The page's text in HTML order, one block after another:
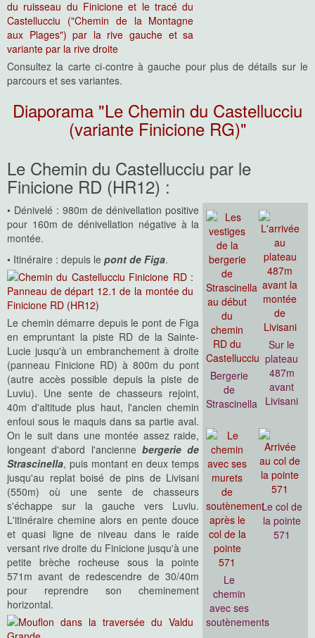
Consultez la carte ci-contre à gauche pour plus de détails sur le
parcours et ses variantes.
Diaporama "Le Chemin du Castellucciu
(variante Finicione RG)"
Le Chemin du Castellucciu par le
Finicione RD (HR12) :
Bergerie
de
Strascinella
Sur le
plateau
487m
avant
Livisani
Le
chemin
avec ses
soutènements
Le col de
la pointe
571
• Dénivelé : 980m de dénivellation positive
pour 160m de dénivellation négative à la
montée.
• Itinéraire : depuis le pont de Figa.
Le chemin démarre depuis le pont de Figa
en empruntant la piste RD de la Sainte-
Lucie jusqu'à un embranchement à droite
(panneau Finicione RD) à 800m du pont
(autre accès possible depuis la piste de
Luviu). Une sente de chasseurs rejoint,
40m d'altitude plus haut, l'ancien chemin
enfoui sous le maquis dans sa partie aval.
On le suit dans une montée assez raide,
longeant d'abord l'ancienne bergerie de
Strascinella, puis montant en deux temps
jusqu'au replat boisé de pins de Livisani
(550m) où une sente de chasseurs
s'échappe sur la gauche vers Luviu.
L'itinéraire chemine alors en pente douce
et quasi ligne de niveau dans le raide
versant rive droite du Finicione jusqu'à une
petite brèche rocheuse sous la pointe
571m avant de redescendre de 30/40m
pour reprendre son cheminement
horizontal.